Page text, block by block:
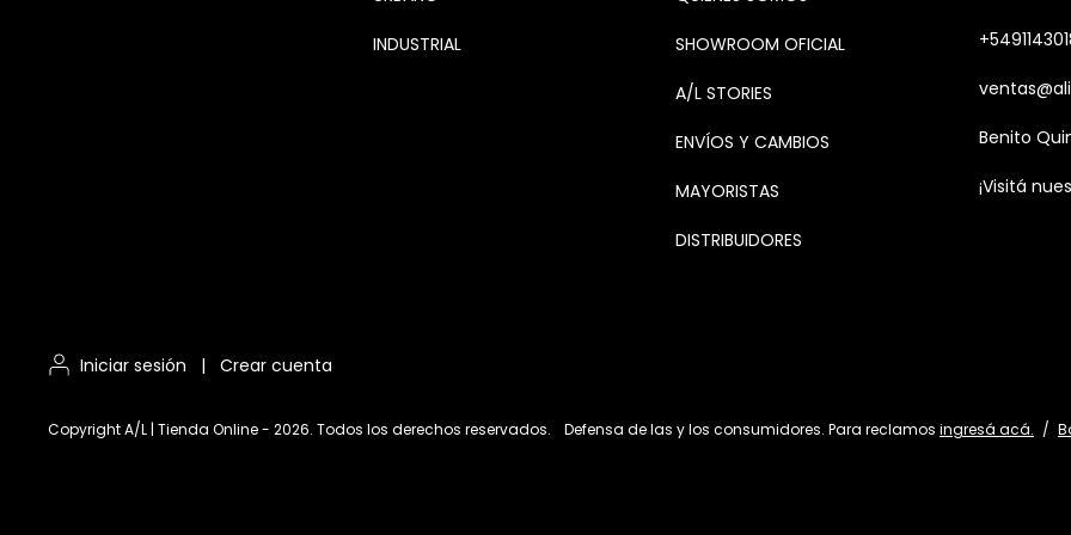
INDUSTRIAL SHOWROOM OFICIAL
A/L STORIES
ENVÍOS Y CAMBIOS
MAYORISTAS
DISTRIBUIDORES
Benito
¡Visitá
Iniciar sesión | Crear cuenta
Copyright A/L | Tienda Online - 2026. Todos los derechos reservados. Defensa de las y los consumidores. Para reclamos ingresá acá. /